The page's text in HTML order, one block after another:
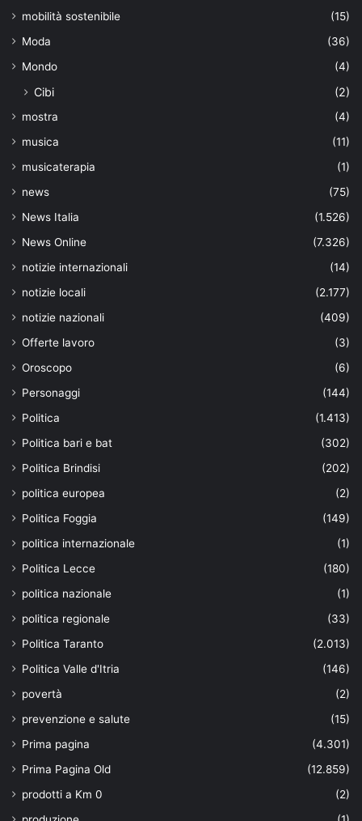
mobilità sostenibile
(15)
Moda
(36)
Mondo
(4)
Cibi (2)
mostra
(4)
musica
(11)
musicaterapia
(1)
news
(75)
News Italia
(1.526)
News Online
(7.326)
notizie internazionali
(14)
notizie locali
(2.177)
notizie nazionali
(409)
Offerte lavoro
(3)
Oroscopo
(6)
Personaggi
(144)
Politica
(1.413)
Politica bari e bat
(302)
Politica Brindisi
(202)
politica europea
(2)
Politica Foggia
(149)
politica internazionale
(1)
Politica Lecce
(180)
politica nazionale
(1)
politica regionale
(33)
Politica Taranto
(2.013)
Politica Valle d'Itria
(146)
povertà
(2)
prevenzione e salute
(15)
Prima pagina
(4.301)
Prima Pagina Old
(12.859)
prodotti a Km 0
(2)